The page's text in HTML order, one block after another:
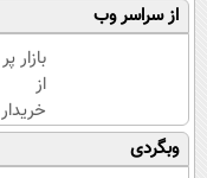
از سراسر وب
بازار پر
از
خریدار
جک
S3 /
وبگردی